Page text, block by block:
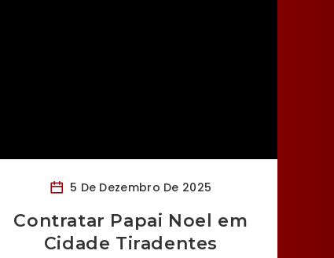
5 De Dezembro De 2025
Contratar Papai Noel em
Cidade Tiradentes